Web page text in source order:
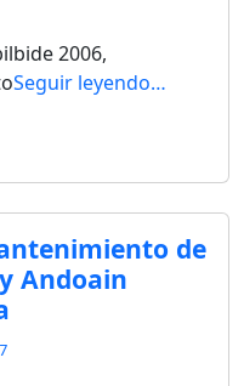
2006,
Seguir leyendo…
de
Andoain